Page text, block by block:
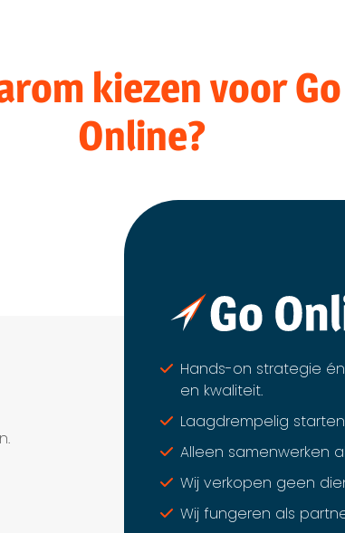
kiezen voor Go
Online?
Hands-on strategie
en kwaliteit.
Laagdrempelig
Alleen samenwerken
Wij verkopen geen
Wij fungeren als